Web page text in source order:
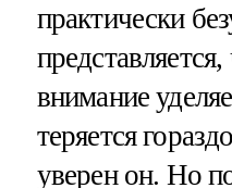
практически
представляется,
внимание
теряется
уверен он. Но